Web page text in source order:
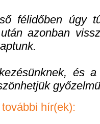
félidőben úgy
azonban
és a
hír(ek):